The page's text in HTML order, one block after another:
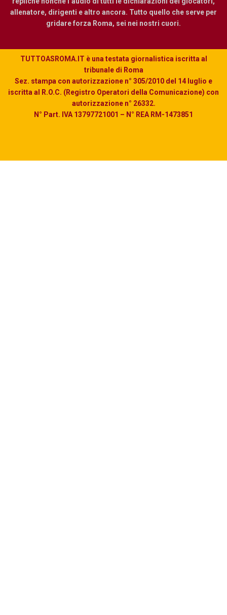
allenatore, dirigenti e altro ancora. Tutto quello che serve per
gridare forza Roma, sei nei nostri cuori.
TUTTOASROMA.IT è una testata giornalistica iscritta al
tribunale di Roma
Sez. stampa con autorizzazione n° 305/2010 del 14 luglio e
iscritta al R.O.C. (Registro Operatori della Comunicazione) con
autorizzazione n° 26332.
N° Part. IVA 13797721001 – N° REA RM-1473851